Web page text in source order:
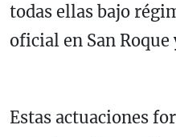
todas ellas bajo
oficial en San Roque
Estas actuaciones